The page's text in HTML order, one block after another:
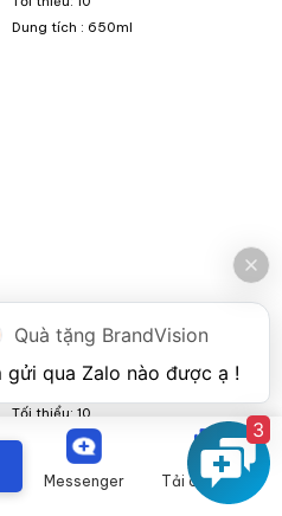
Dung tích : 650ml
Bộ ấm chén sứ trắng in
logo Đại hội Đại biểu Mặt
Trận Tổ Quốc Việt Nam
AC-01
Giá từ
/1 bộ khi mua từ 100 bộ
TG sản xuất: 7-10 ngày
Tối thiểu: 10
Dung tích : 500ml
Messenger Tải catalogue
Quà tặng BrandVision
3